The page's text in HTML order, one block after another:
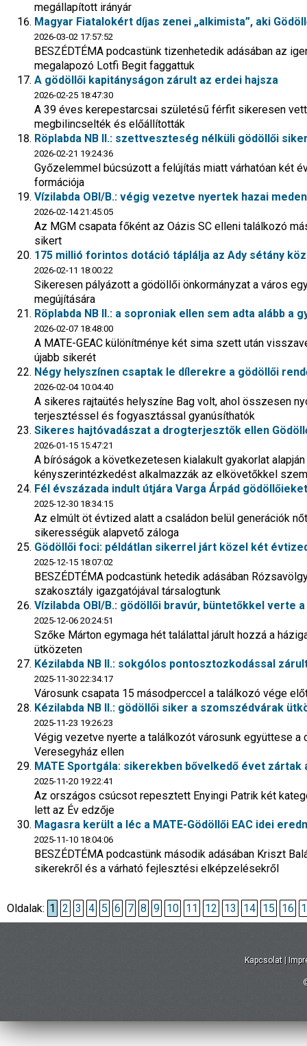
megállapított irányár
Magyar Fiatalokért díjas zenei „alkimista”, aki
2026-03-02 17:57:52
BESZÉDTÉMA podcastünk tizenhetedik adásában az
megalapozó Lotfi Begit faggattuk
A gödöllői kapitányságon zárult az erdei hajsza
2026-02-25 18:47:30
A 39 éves kerepestarcsai születésű férfit sikeresen
megbilincselték és előállították
Röplabda NB II.: szettveszteség nélküli gödöllői
2026-02-21 19:24:36
Győzelemmel búcsúzott a felújítás miatt várhatóan két
formációja
Vízilabda OBI/B.: végig vezetve nyertek hazai
2026-02-14 21:45:05
Az MGM csapata főként az Oázis SC elleni találkozó
sikert
175 millió forintos dotáció táplálja az Ady sétány
2026-02-11 18:00:22
Sikeresen pályázott a gödöllői önkormányzat a város
megújítására
Röplabda NB II.: a soproniak ellen sem adta alább a
2026-02-07 18:48:00
A MATE-GEAC különítménye két sima szett után
újabb sikerét
Négy helyszínen csaptak le dílerekre a gödöllői
2026-02-04 10:04:40
A sikeres rajtaütés helyszíne Bag volt, ahol összesen
terjesztéssel és fogyasztással gyanúsíthatók
Sikeres hajtóvadászat a drogterjesztők ellen
2026-01-15 15:47:21
A bíróságok a következetesen kialakult gyakorlat
kényszerintézkedést alkalmazzák az elkövetőkkel
Fél évszázada indult útjára Varga Árpád
2025-12-30 18:34:15
Az elmúlt öt évtized alatt a családon belül generációk
sikerességük alapvető záloga
Gödöllői foci: példátlan sikerrel járt közel két
2025-12-15 18:07:02
BESZÉDTÉMA podcastünk hetedik adásában
szakosztály igazgatójával társalogtunk
Vízilabda OBI/B.: gödöllői bravúr, büntetőkkel verte
2025-12-06 20:24:51
Szőke Márton egymaga hét találattal járult hozzá a
ütközeten
Kézilabda NB II.: sokgólos pontosztozkodással
2025-11-30 22:34:17
Városunk csapata 15 másodperccel a találkozó vége
Kézilabda NB II.: gödöllői siker a szomszédvárak
2025-11-23 19:26:23
Végig vezetve nyerte a találkozót városunk együttese a
Veresegyház ellen
MATE Sportgála: sikerekben bővelkedő évet
2025-11-20 19:22:41
Az országos csúcsot repesztett Enyingi Patrik két
lett az Év edzője
Magasra került a léc a MATE-Gödöllői EAC idei
2025-11-10 18:04:06
BESZÉDTÉMA podcastünk második adásában Kriszt
sikerekről és a várható fejlesztési elképzelésekről
Oldalak: 1 2 3 4 5 6 7 8 9 10 11 12 13 14 15 16
Kapcsolat |